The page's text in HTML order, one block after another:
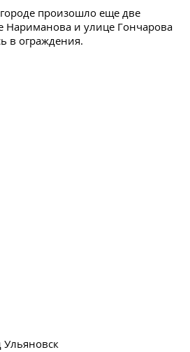
городе произошло еще две
Нариманова и улице Гончарова
в ограждения.